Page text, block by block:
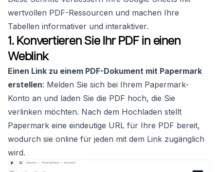
wertvollen PDF-Ressourcen und machen Ihre
Tabellen informativer und interaktiver.
1. Konvertieren Sie Ihr PDF in einen
Weblink
Einen Link zu einem PDF-Dokument mit Papermark
erstellen: Melden Sie sich bei Ihrem Papermark-
Konto an und laden Sie die PDF hoch, die Sie
verlinken möchten. Nach dem Hochladen stellt
Papermark eine eindeutige URL für Ihre PDF bereit,
wodurch sie online für jeden mit dem Link zugänglich
wird.